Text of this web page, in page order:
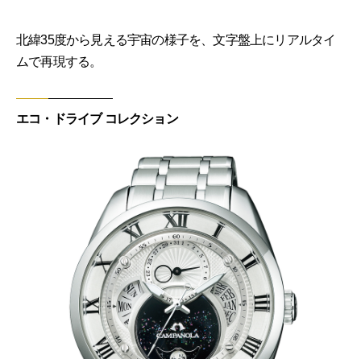
北緯35度から見える宇宙の様子を、文字盤上にリアルタイ
ムで再現する。
エコ・ドライブ コレクション